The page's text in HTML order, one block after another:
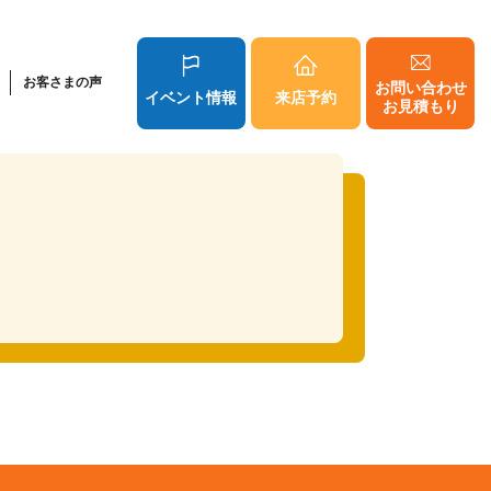
お客さまの声
イベント情報 来店予約
お問い合わせ
お見積もり